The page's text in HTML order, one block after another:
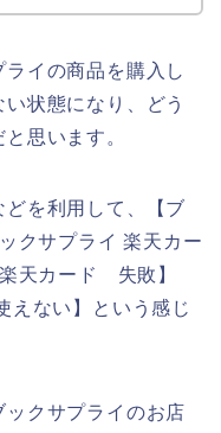
イの商品を購入し
状態になり、どう
思います。
を利用して、【ブ
クサプライ 楽天カー
天カード 失敗】
えない】という感じ
クサプライのお店